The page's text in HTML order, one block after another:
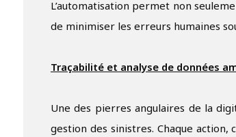
L’automatisation permet non
de minimiser les erreurs humaines
Traçabilité et analyse de données
Une des pierres angulaires de la
gestion des sinistres. Chaque